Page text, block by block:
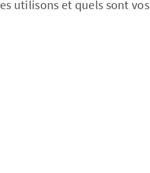
utilisons et quels sont vos